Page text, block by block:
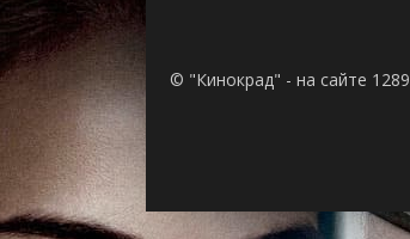
© "Кинокрад" - на сайте